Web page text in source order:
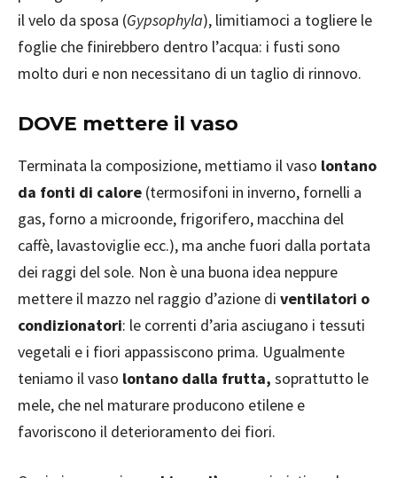
il velo da sposa (Gypsophyla), limitiamoci a togliere le
foglie che finirebbero dentro l’acqua: i fusti sono
molto duri e non necessitano di un taglio di rinnovo.
DOVE mettere il vaso
Terminata la composizione, mettiamo il vaso lontano
da fonti di calore (termosifoni in inverno, fornelli a
gas, forno a microonde, frigorifero, macchina del
caffè, lavastoviglie ecc.), ma anche fuori dalla portata
dei raggi del sole. Non è una buona idea neppure
mettere il mazzo nel raggio d’azione di ventilatori o
condizionatori: le correnti d’aria asciugano i tessuti
vegetali e i fiori appassiscono prima. Ugualmente
teniamo il vaso lontano dalla frutta, soprattutto le
mele, che nel maturare producono etilene e
favoriscono il deterioramento dei fiori.